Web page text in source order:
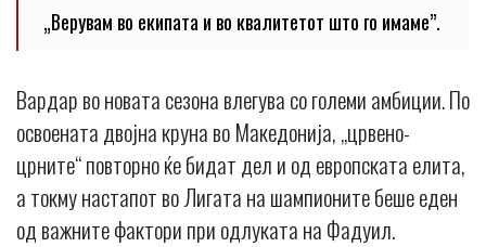
„Верувам во екипата и во квалитетот што го имаме”.
Вардар во новата сезона влегува со големи амбиции. По
освоената двојна круна во Македонија, „црвено-
црните“ повторно ќе бидат дел и од европската елита,
а токму настапот во Лигата на шампионите беше еден
од важните фактори при одлуката на Фадуил.